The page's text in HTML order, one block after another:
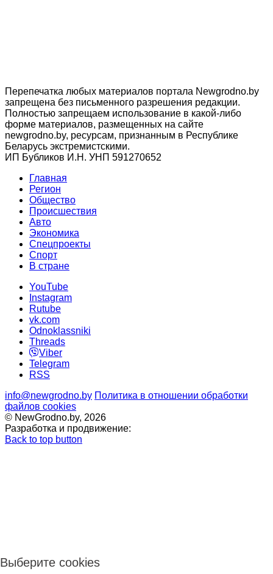
Перепечатка любых материалов портала Newgrodno.by
запрещена без письменного разрешения редакции.
Полностью запрещаем использование в какой-либо
форме материалов, размещенных на сайте
newgrodno.by, ресурсам, признанным в Республике
Беларусь экстремистскими.
ИП Бубликов И.Н. УНП 591270652
Главная
Регион
Общество
Происшествия
Авто
Экономика
Спецпроекты
Cпорт
В стране
YouTube
Instagram
Rutube
vk.com
Odnoklassniki
Threads
Viber
Telegram
RSS
info@newgrodno.by Политика в отношении обработки
файлов cookies
© NewGrodno.by, 2026
Разработка и продвижение:
Back to top button
Выберите cookies